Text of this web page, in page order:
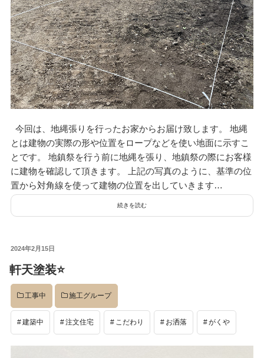
今回は、地縄張りを行ったお家からお届け致します。 地縄
とは建物の実際の形や位置をロープなどを使い地面に示すこ
とです。 地鎮祭を行う前に地縄を張り、地鎮祭の際にお客様
に建物を確認して頂きます。 上記の写真のように、基準の位
置から対角線を使って建物の位置を出していきます…
続きを読む
投
日:
2024年2月15日
軒天塗装⭐️
工事中 施工グループ
建築中 注文住宅 こだわり お洒落 がくや